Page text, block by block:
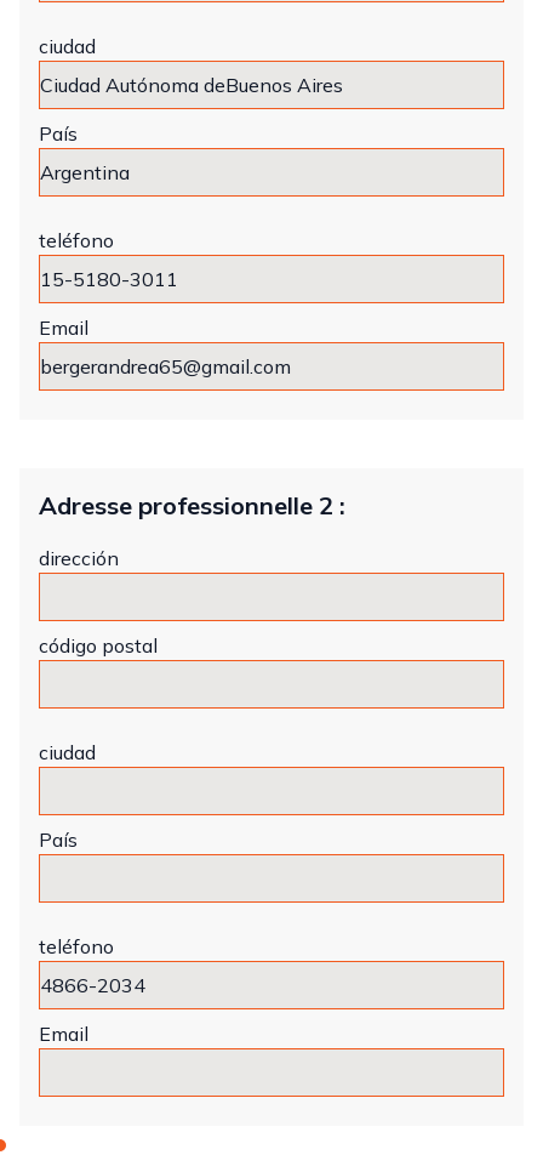
ciudad
País
teléfono
Email
Adresse professionnelle 2 :
dirección
código postal
ciudad
País
teléfono
Email